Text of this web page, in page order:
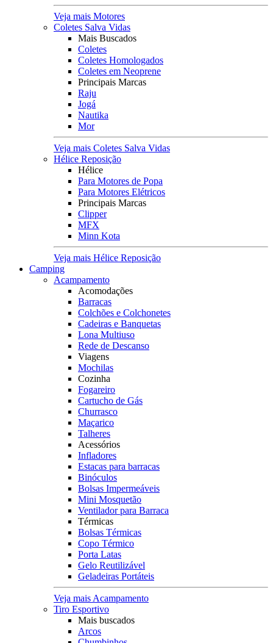
Veja mais Motores
Coletes Salva Vidas
Mais Buscados
Coletes
Coletes Homologados
Coletes em Neoprene
Principais Marcas
Raju
Jogá
Nautika
Mor
Veja mais Coletes Salva Vidas
Hélice Reposição
Hélice
Para Motores de Popa
Para Motores Elétricos
Principais Marcas
Clipper
MFX
Minn Kota
Veja mais Hélice Reposição
Camping
Acampamento
Acomodações
Barracas
Colchões e Colchonetes
Cadeiras e Banquetas
Lona Multiuso
Rede de Descanso
Viagens
Mochilas
Cozinha
Fogareiro
Cartucho de Gás
Churrasco
Maçarico
Talheres
Acessórios
Infladores
Estacas para barracas
Binóculos
Bolsas Impermeáveis
Mini Mosquetão
Ventilador para Barraca
Térmicas
Bolsas Térmicas
Copo Térmico
Porta Latas
Gelo Reutilizável
Geladeiras Portáteis
Veja mais Acampamento
Tiro Esportivo
Mais buscados
Arcos